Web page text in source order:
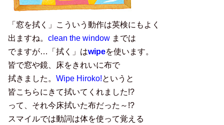
「窓を拭く」こういう動作は英検にもよく
出ますね。 clean the window までは
でますが…「拭く」はwipeを使います。
皆で窓や鏡、床をきれいに布で
拭きました。 Wipe Hiroko!というと
皆こちらにきて拭いてくれました!?
って、それ今床拭いた布だった～!?
スマイルでは動詞は体を使って覚える